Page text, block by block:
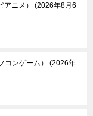
ニメ）
2026年8月6
コンゲーム）
2026年